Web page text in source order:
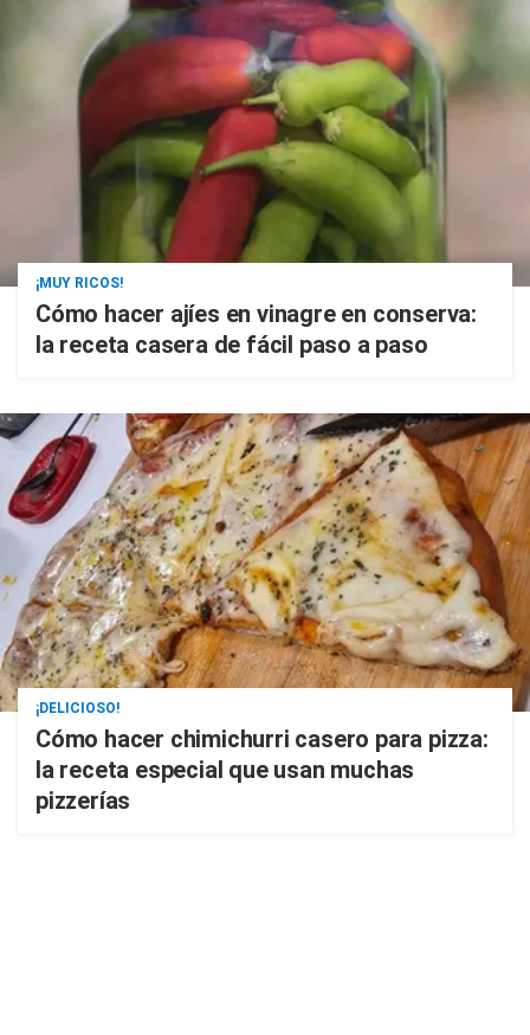
¡MUY RICOS!
Cómo hacer ajíes en vinagre en conserva:
la receta casera de fácil paso a paso
¡DELICIOSO!
Cómo hacer chimichurri casero para pizza:
la receta especial que usan muchas
pizzerías